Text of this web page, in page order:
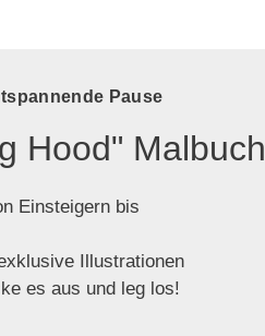
Pause
Hood" Malbuch
Einsteigern bis
Illustrationen
es aus und leg los!